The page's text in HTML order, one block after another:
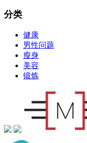
分类
健康
男性问题
瘦身
美容
锻炼